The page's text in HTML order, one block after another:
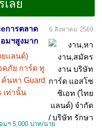
การตลาด
มฯสูงมาก
ยแลนด์)
ภัย การ์ด ทู
นหา Guard
เท่านั้น
6 สิงหาคม 2569
มฯ 5,000 บาท/นาย